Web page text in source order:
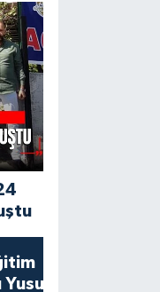
Yusuf